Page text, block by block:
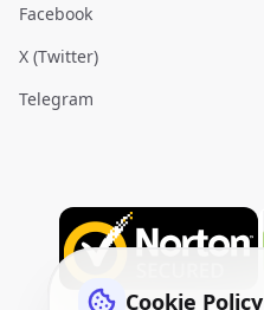
Facebook
X (Twitter)
Telegram
Cookie Policy